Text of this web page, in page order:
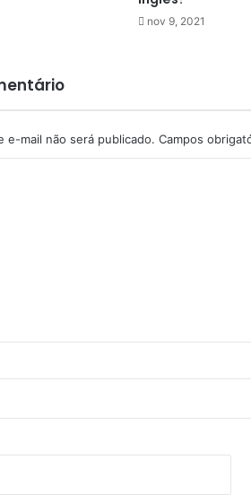
nov 9, 2021
e-mail não será publicado. Campos